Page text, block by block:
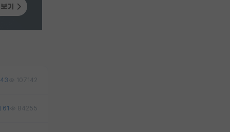
43 107142
61 84255